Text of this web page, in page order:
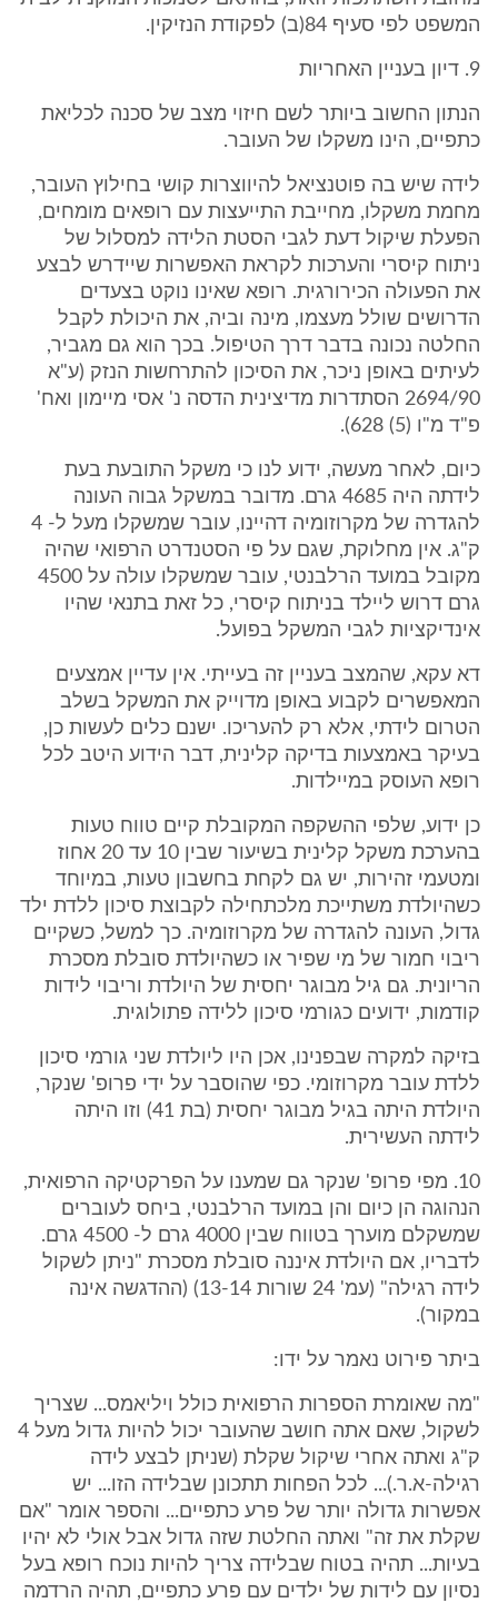
המשפט לפי סעיף 84(ב) לפקודת הנזיקין.
9. דיון בעניין האחריות
הנתון החשוב ביותר לשם חיזוי מצב של סכנה לכליאת
כתפיים, הינו משקלו של העובר.
לידה שיש בה פוטנציאל להיווצרות קושי בחילוץ העובר,
מחמת משקלו, מחייבת התייעצות עם רופאים מומחים,
הפעלת שיקול דעת לגבי הסטת הלידה למסלול של
ניתוח קיסרי והערכות לקראת האפשרות שיידרש לבצע
את הפעולה הכירורגית. רופא שאינו נוקט בצעדים
הדרושים שולל מעצמו, מינה וביה, את היכולת לקבל
החלטה נכונה בדבר דרך הטיפול. בכך הוא גם מגביר,
לעיתים באופן ניכר, את הסיכון להתרחשות הנזק (ע"א
2694/90 הסתדרות מדיצינית הדסה נ' אסי מיימון ואח'
פ"ד מ"ו (5) 628).
כיום, לאחר מעשה, ידוע לנו כי משקל התובעת בעת
לידתה היה 4685 גרם. מדובר במשקל גבוה העונה
להגדרה של מקרוזומיה דהיינו, עובר שמשקלו מעל ל- 4
ק"ג. אין מחלוקת, שגם על פי הסטנדרט הרפואי שהיה
מקובל במועד הרלבנטי, עובר שמשקלו עולה על 4500
גרם דרוש ליילד בניתוח קיסרי, כל זאת בתנאי שהיו
אינדיקציות לגבי המשקל בפועל.
דא עקא, שהמצב בעניין זה בעייתי. אין עדיין אמצעים
המאפשרים לקבוע באופן מדוייק את המשקל בשלב
הטרום לידתי, אלא רק להעריכו. ישנם כלים לעשות כן,
בעיקר באמצעות בדיקה קלינית, דבר הידוע היטב לכל
רופא העוסק במיילדות.
כן ידוע, שלפי ההשקפה המקובלת קיים טווח טעות
בהערכת משקל קלינית בשיעור שבין 10 עד 20 אחוז
ומטעמי זהירות, יש גם לקחת בחשבון טעות, במיוחד
כשהיולדת משתייכת מלכתחילה לקבוצת סיכון ללדת ילד
גדול, העונה להגדרה של מקרוזומיה. כך למשל, כשקיים
ריבוי חמור של מי שפיר או כשהיולדת סובלת מסכרת
הריונית. גם גיל מבוגר יחסית של היולדת וריבוי לידות
קודמות, ידועים כגורמי סיכון ללידה פתולוגית.
בזיקה למקרה שבפנינו, אכן היו ליולדת שני גורמי סיכון
ללדת עובר מקרוזומי. כפי שהוסבר על ידי פרופ' שנקר,
היולדת היתה בגיל מבוגר יחסית (בת 41) וזו היתה
לידתה העשירית.
10. מפי פרופ' שנקר גם שמענו על הפרקטיקה הרפואית,
הנהוגה הן כיום והן במועד הרלבנטי, ביחס לעוברים
שמשקלם מוערך בטווח שבין 4000 גרם ל- 4500 גרם.
לדבריו, אם היולדת איננה סובלת מסכרת "ניתן לשקול
לידה רגילה" (עמ' 24 שורות 13-14) (ההדגשה אינה
במקור).
ביתר פירוט נאמר על ידו:
"מה שאומרת הספרות הרפואית כולל ויליאמס... שצריך
לשקול, שאם אתה חושב שהעובר יכול להיות גדול מעל 4
ק"ג ואתה אחרי שיקול שקלת (שניתן לבצע לידה
רגילה-א.ר.)... לכל הפחות תתכונן שבלידה הזו... יש
אפשרות גדולה יותר של פרע כתפיים... והספר אומר "אם
שקלת את זה" ואתה החלטת שזה גדול אבל אולי לא יהיו
בעיות... תהיה בטוח שבלידה צריך להיות נוכח רופא בעל
נסיון עם לידות של ילדים עם פרע כתפיים, תהיה הרדמה